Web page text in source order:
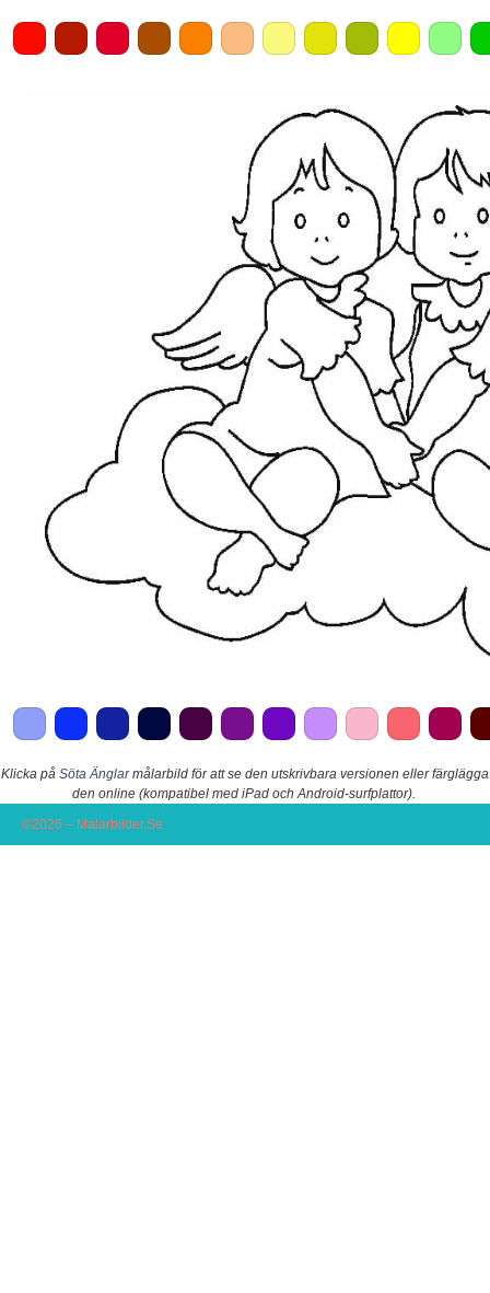
Klicka på Söta Änglarmålarbild för att se den utskrivbara versionen eller färglägga
den online (kompatibel med iPad och Android-surfplattor).
©2026 – Malarbilder.Se